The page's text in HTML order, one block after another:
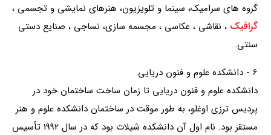
گروه های سرامیک، سینما و تلویزیون، هنرهای نمایشی و تجسمی ،
گرافیک ، نقاشی ، عکاسی ، مجسمه سازی، نساجی ، صنایع دستی
سنتی.
6 - دانشکده علوم و فنون دریایی
دانشکده علوم و فنون دریایی تا زمان ساخت ساختمان خود در
پردیس ترزی اوغلو، به طور موقت در ساختمان دانشکده علوم و هنر
مستقر بود. نام اول آن دانشکده شیلات بود که در سال 1992 تأسیس